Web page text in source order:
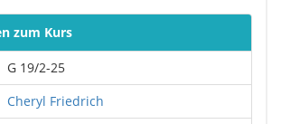
zum Kurs
G 19/2-25
Cheryl Friedrich